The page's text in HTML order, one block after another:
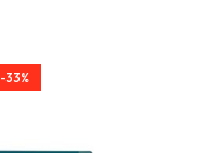
-33%